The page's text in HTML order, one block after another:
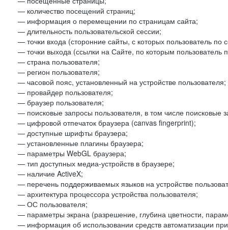
— количество посещений страниц;
— информация о перемещении по страницам сайта;
— длительность пользовательской сессии;
— точки входа (сторонние сайты, с которых пользователь по
— точки выхода (ссылки на Сайте, по которым пользователь
— страна пользователя;
— регион пользователя;
— часовой пояс, установленный на устройстве пользователя;
— провайдер пользователя;
— браузер пользователя;
— поисковые запросы пользователя, в том числе поисковые
— цифровой отпечаток браузера (canvas fingerprint);
— доступные шрифты браузера;
— установленные плагины браузера;
— параметры WebGL браузера;
— тип доступных медиа-устройств в браузере;
— наличие ActiveX;
— перечень поддерживаемых языков на устройстве
— архитектура процессора устройства пользователя;
— ОС пользователя;
— параметры экрана (разрешение, глубина цветности,
— информация об использовании средств автоматизации